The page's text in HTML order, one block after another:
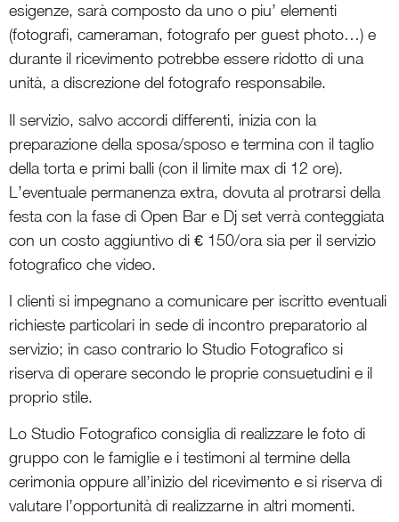
esigenze, sarà composto da uno o piu’ elementi
(fotografi, cameraman, fotografo per guest photo…) e
durante il ricevimento potrebbe essere ridotto di una
unità, a discrezione del fotografo responsabile.
Il servizio, salvo accordi differenti, inizia con la
preparazione della sposa/sposo e termina con il taglio
della torta e primi balli (con il limite max di 12 ore).
L’eventuale permanenza extra, dovuta al protrarsi della
festa con la fase di Open Bar e Dj set verrà conteggiata
con un costo aggiuntivo di € 150/ora sia per il servizio
fotografico che video.
I clienti si impegnano a comunicare per iscritto eventuali
richieste particolari in sede di incontro preparatorio al
servizio; in caso contrario lo Studio Fotografico si
riserva di operare secondo le proprie consuetudini e il
proprio stile.
Lo Studio Fotografico consiglia di realizzare le foto di
gruppo con le famiglie e i testimoni al termine della
cerimonia oppure all’inizio del ricevimento e si riserva di
valutare l’opportunità di realizzarne in altri momenti.